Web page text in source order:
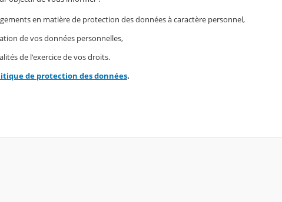
en matière de protection des données à caractère personnel,
de vos données personnelles,
de l'exercice de vos droits.
de protection des données.